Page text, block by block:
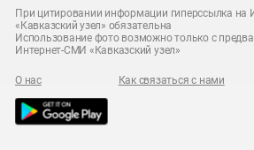
При цитировании информации гиперссылка на
«Кавказский узел» обязательна
Использование фото возможно только с
Интернет-СМИ «Кавказский узел»
О нас Как связаться с нами